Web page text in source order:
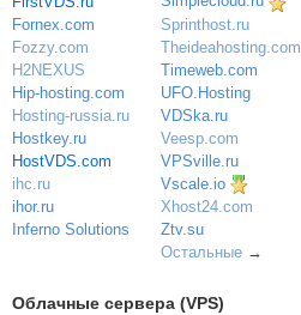
Fornex.com
Fozzy.com
H2NEXUS
Hip-hosting.com
Hosting-russia.ru
Hostkey.ru
HostVDS.com
ihc.ru
ihor.ru
Inferno Solutions
Sprinthost.ru
Theideahosting.com
Timeweb.com
UFO.Hosting
VDSka.ru
Veesp.com
VPSville.ru
Vscale.io
Xhost24.com
Ztv.su
Остальные→
Облачные сервера (VPS)